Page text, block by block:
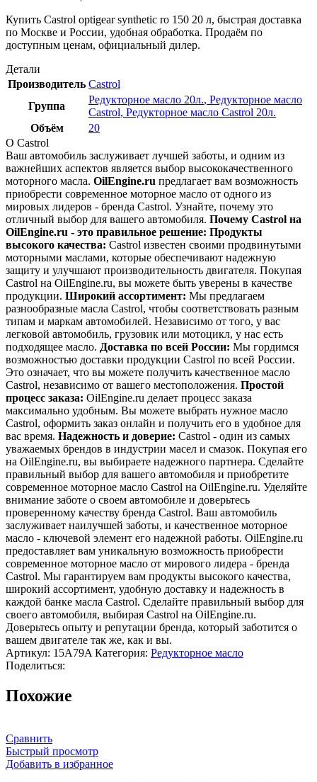
Купить Castrol optigear synthetic ro 150 20 л, быстрая доставка
по Москве и России, удобная обработка. Продаём по
доступным ценам, официальный дилер.
Детали
Производитель Castrol
Группа
Редукторное масло 20л., Редукторное масло
Castrol, Редукторное масло Castrol 20л.
Объём
20
О Castrol
Ваш автомобиль заслуживает лучшей заботы, и одним из
важнейших аспектов является выбор высококачественного
моторного масла. OilEngine.ru предлагает вам возможность
приобрести современное моторное масло от одного из
мировых лидеров - бренда Castrol. Узнайте, почему это
отличный выбор для вашего автомобиля. Почему Castrol на
OilEngine.ru - это правильное решение: Продукты
высокого качества: Castrol известен своими продвинутыми
моторными маслами, которые обеспечивают надежную
защиту и улучшают производительность двигателя. Покупая
Castrol на OilEngine.ru, вы можете быть уверены в качестве
продукции. Широкий ассортимент: Мы предлагаем
разнообразные масла Castrol, чтобы соответствовать разным
типам и маркам автомобилей. Независимо от того, у вас
легковой автомобиль, грузовик или мотоцикл, у нас есть
подходящее масло. Доставка по всей России: Мы гордимся
возможностью доставки продукции Castrol по всей России.
Это означает, что вы можете получить качественное масло
Castrol, независимо от вашего местоположения. Простой
процесс заказа: OilEngine.ru делает процесс заказа
максимально удобным. Вы можете выбрать нужное масло
Castrol, оформить заказ онлайн и получить его в удобное для
вас время. Надежность и доверие: Castrol - один из самых
уважаемых брендов в индустрии масел и смазок. Покупая его
на OilEngine.ru, вы выбираете надежного партнера. Сделайте
правильный выбор для вашего автомобиля и приобретите
современное моторное масло Castrol на OilEngine.ru. Уделяйте
внимание заботе о своем автомобиле и доверьтесь
проверенному качеству бренда Castrol. Ваш автомобиль
заслуживает наилучшей заботы, и качественное моторное
масло - ключевой элемент его надежной работы. OilEngine.ru
предоставляет вам уникальную возможность приобрести
современное моторное масло от мирового лидера - бренда
Castrol. Мы гарантируем вам продукты высокого качества,
широкий ассортимент, удобную доставку и надежность в
каждой банке масла Castrol. Сделайте правильный выбор для
своего автомобиля, выбирая Castrol на OilEngine.ru.
Доверьтесь опыту и репутации бренда, который заботится о
вашем двигателе так же, как и вы.
Артикул: 15A79A Категория: Редукторное масло
Поделиться:
Похожие
Сравнить
Быстрый просмотр
Добавить в избранное